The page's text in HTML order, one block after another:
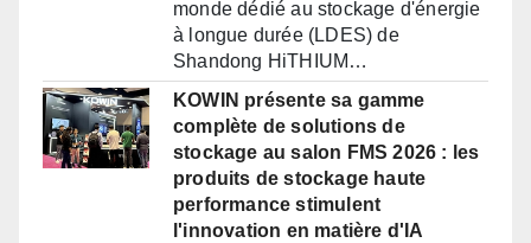
monde dédié au stockage d'énergie
à longue durée (LDES) de
Shandong HiTHIUM…
KOWIN présente sa gamme
complète de solutions de
stockage au salon FMS 2026 : les
produits de stockage haute
performance stimulent
l'innovation en matière d'IA